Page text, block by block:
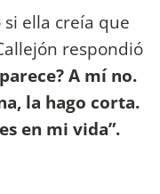
ella creía que
respondió
A mí no.
la hago corta.
en mi vida”.